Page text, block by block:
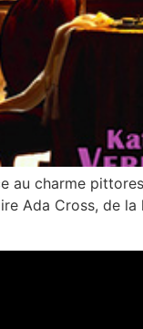
au charme
Ada Cross, de la